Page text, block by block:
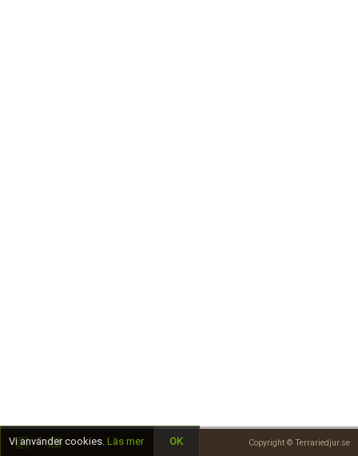
Copyright © Terrariedjur.se
Vi använder cookies. Läs mer OK